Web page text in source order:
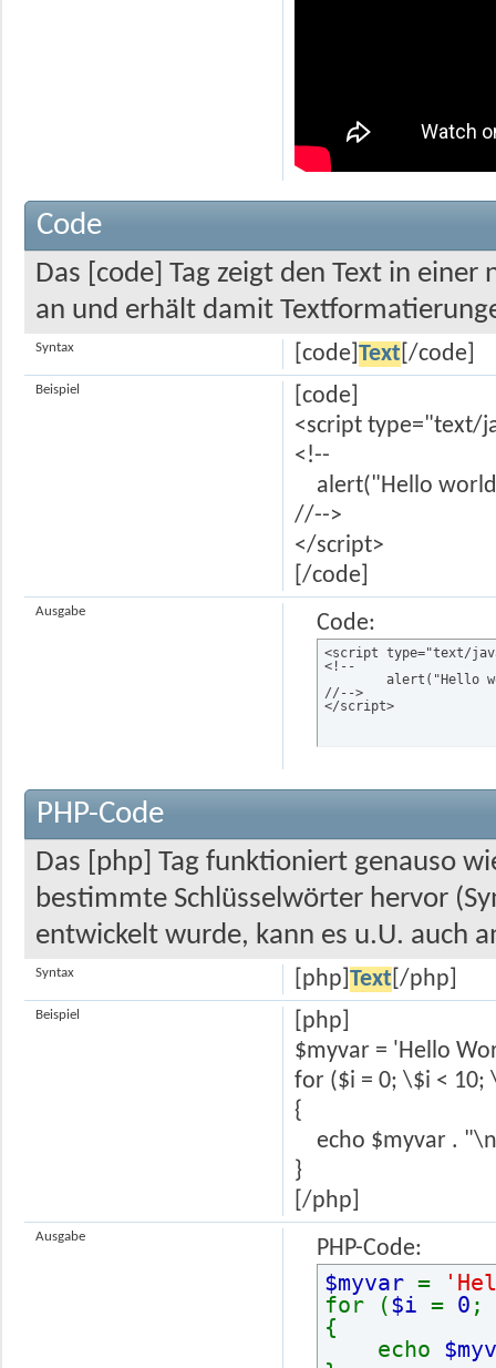
Code
Das [code] Tag zeigt den Text in
an und erhält damit
[code] Text [/code]
Syntax
[code]
<script type="text/
<!--
alert("Hello
//-->
</script>
[/code]
Beispiel
Code:
<script type="text/
<!--
//-->
</script>
Ausgabe
PHP-Code
Das [php] Tag funktioniert genauso
bestimmte Schlüsselwörter hervor
entwickelt wurde, kann es u.U. auch
[php] Text [/php]
Syntax
[php]
$myvar = 'Hello
for ($i = 0; \$i < 10;
{
echo $myvar .
}
[/php]
Beispiel
PHP-Code:
$myvar =
for ($i = 0 ;
{
echo
Ausgabe